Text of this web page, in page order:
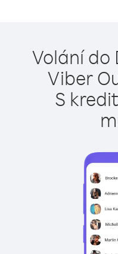
Volání do
Viber
S